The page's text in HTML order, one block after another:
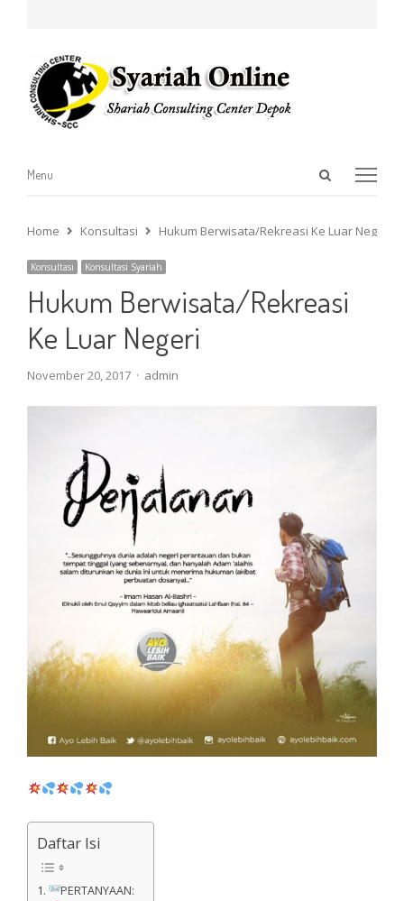
Open
Menu
Menu
Home Konsultasi Hukum Berwisata/Rekreasi Ke Luar Negeri
Konsultasi Konsultasi Syariah
Hukum Berwisata/Rekreasi
Ke Luar Negeri
November 20, 2017 Author
admin
Daftar Isi
PERTANYAAN: